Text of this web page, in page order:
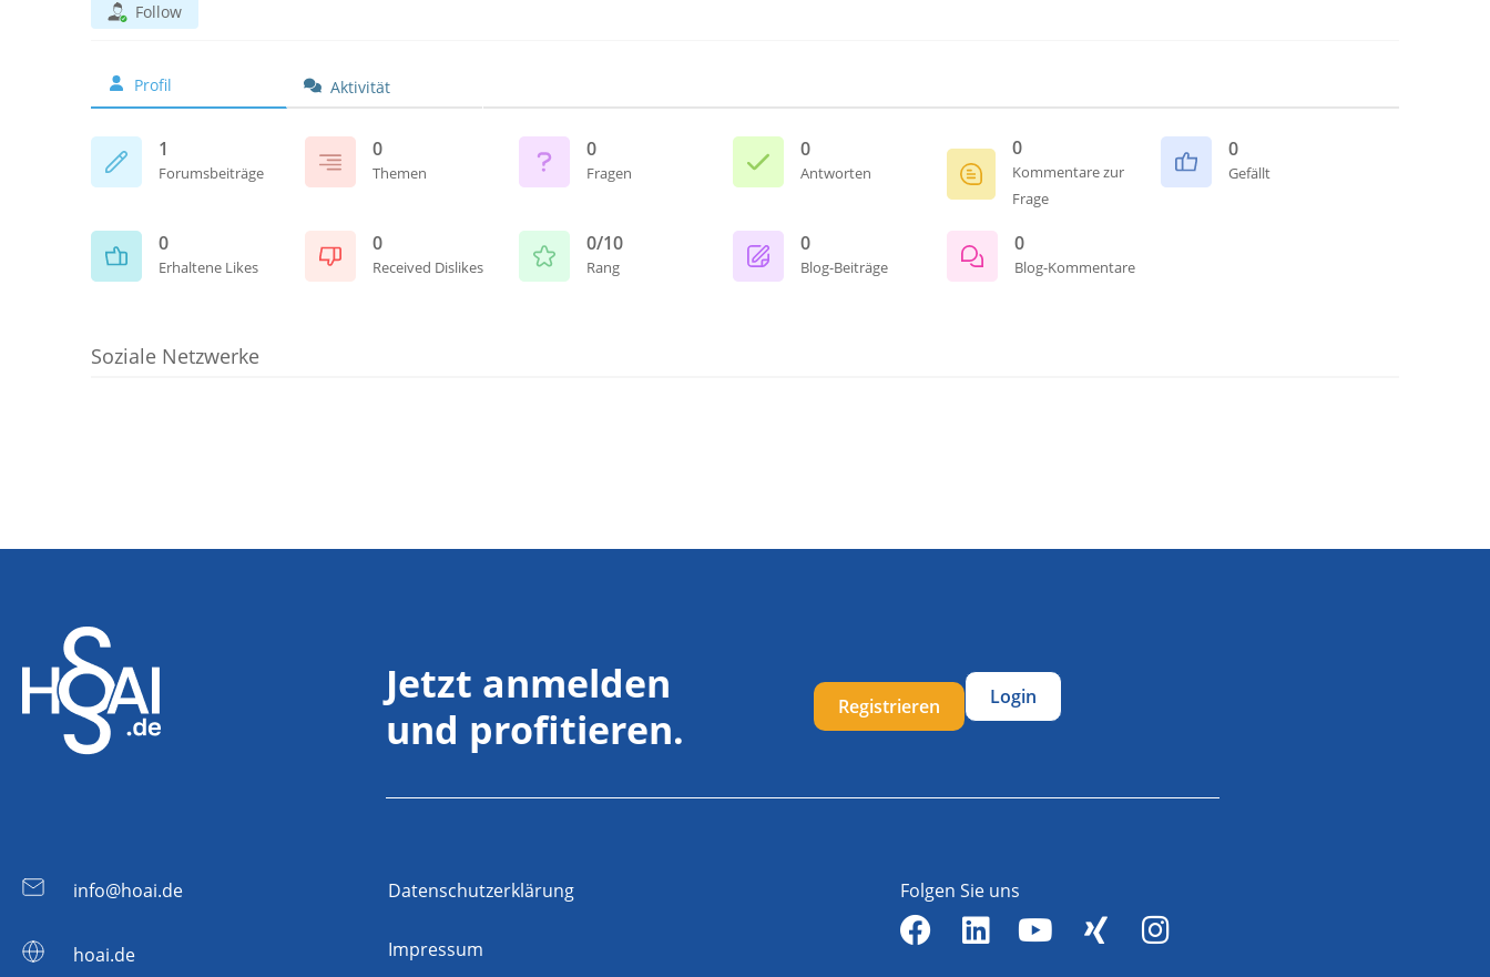
Follow
Profil Aktivität
1
Forumsbeiträge
0
Themen
0
Fragen
0
Antworten
0
Kommentare zur
Frage
0
Gefällt
0
Erhaltene Likes
0
Received Dislikes
0/10
Rang
0
Blog-Beiträge
0
Blog-Kommentare
Soziale Netzwerke
Jetzt anmelden
und profitieren.
Registrieren Login
info@hoai.de
hoai.de
Datenschutzerklärung
Impressum
Folgen Sie uns